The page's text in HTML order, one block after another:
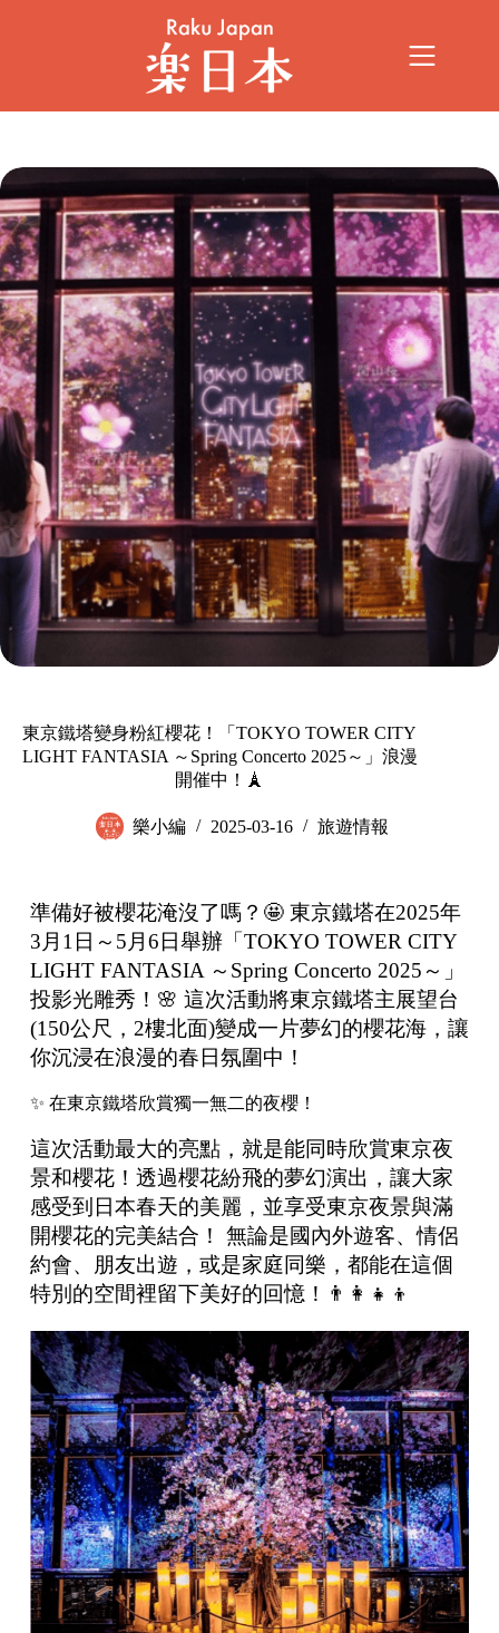
東京鐵塔變身粉紅櫻花！「TOKYO TOWER CITY
LIGHT FANTASIA ～Spring Concerto 2025～」浪漫
開催中！🗼
樂小編 2025-03-16 旅遊情報
準備好被櫻花淹沒了嗎？🤩 東京鐵塔在2025年
3月1日～5月6日舉辦「TOKYO TOWER CITY
LIGHT FANTASIA ～Spring Concerto 2025～」
投影光雕秀！🌸 這次活動將東京鐵塔主展望台
(150公尺，2樓北面)變成一片夢幻的櫻花海，讓
你沉浸在浪漫的春日氛圍中！
✨ 在東京鐵塔欣賞獨一無二的夜櫻！
這次活動最大的亮點，就是能同時欣賞東京夜
景和櫻花！透過櫻花紛飛的夢幻演出，讓大家
感受到日本春天的美麗，並享受東京夜景與滿
開櫻花的完美結合！ 無論是國內外遊客、情侶
約會、朋友出遊，或是家庭同樂，都能在這個
特別的空間裡留下美好的回憶！👨‍👩‍👧‍👦